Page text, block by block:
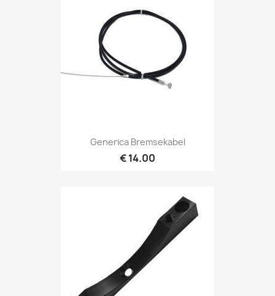
Generica Bremsekabel
€ 14.00